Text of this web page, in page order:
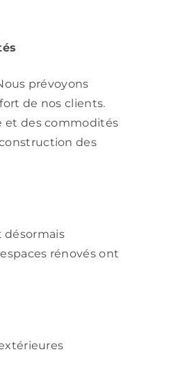
prévoyons
de nos clients.
et des commodités
des
désormais
rénovés ont